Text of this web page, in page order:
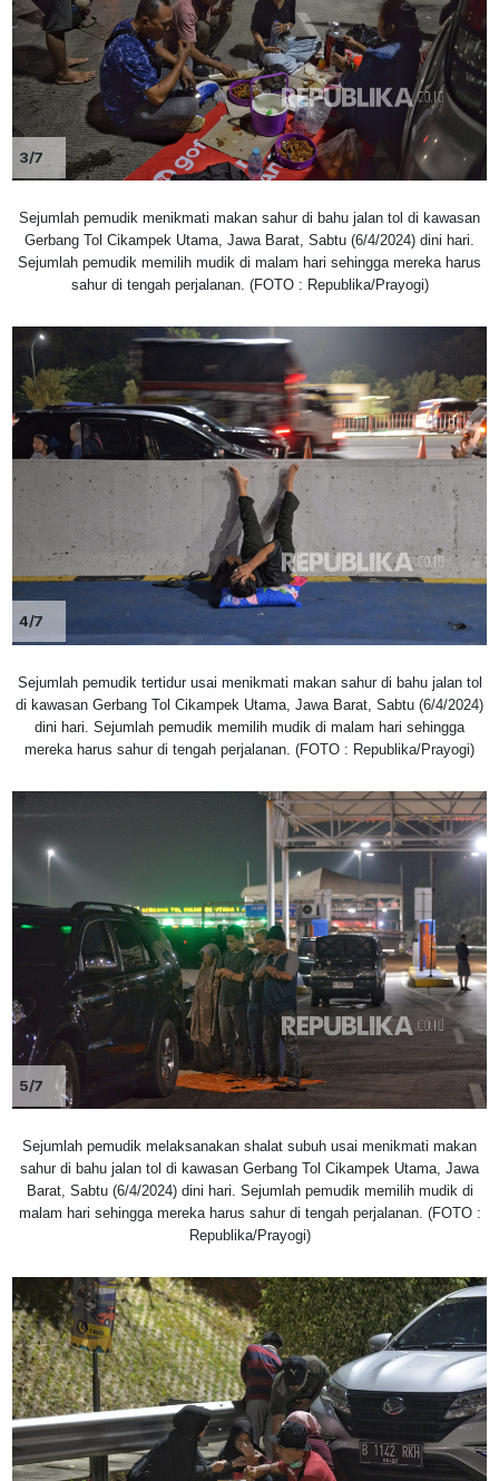
3/7
Sejumlah pemudik menikmati makan sahur di bahu jalan tol di kawasan
Gerbang Tol Cikampek Utama, Jawa Barat, Sabtu (6/4/2024) dini hari.
Sejumlah pemudik memilih mudik di malam hari sehingga mereka harus
sahur di tengah perjalanan. (FOTO : Republika/Prayogi)
4/7
Sejumlah pemudik tertidur usai menikmati makan sahur di bahu jalan tol
di kawasan Gerbang Tol Cikampek Utama, Jawa Barat, Sabtu (6/4/2024)
dini hari. Sejumlah pemudik memilih mudik di malam hari sehingga
mereka harus sahur di tengah perjalanan. (FOTO : Republika/Prayogi)
5/7
Sejumlah pemudik melaksanakan shalat subuh usai menikmati makan
sahur di bahu jalan tol di kawasan Gerbang Tol Cikampek Utama, Jawa
Barat, Sabtu (6/4/2024) dini hari. Sejumlah pemudik memilih mudik di
malam hari sehingga mereka harus sahur di tengah perjalanan. (FOTO :
Republika/Prayogi)